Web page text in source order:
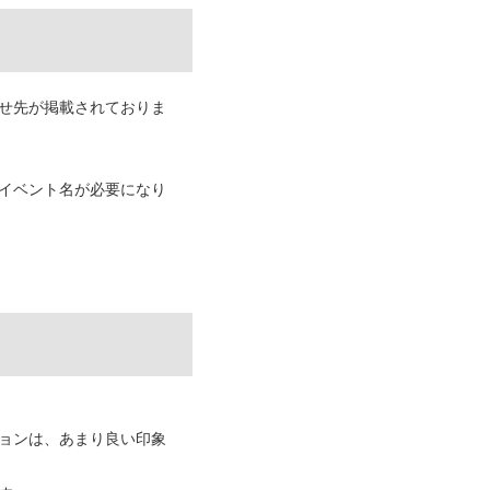
先が掲載されておりま
ベント名が必要になり
ンは、あまり良い印象